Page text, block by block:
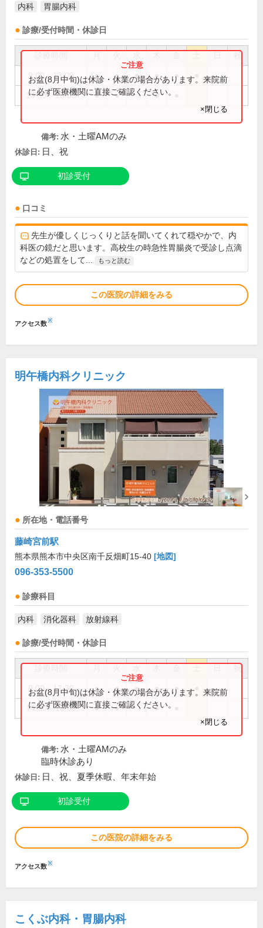
内科 胃腸内科
診療/受付時間・休診日
祝
9:00～13:00 ● ● ● ● ●
14:30～18:00 ● ● ●
お盆(8月中旬)は休診・休業の場合があります。来院前
に必ず医療機関に直接ご確認ください。
×閉じる
備考: 水・土曜AMのみ
休診日: 日、祝
初診受付
口コミ
先生が優しくじっくりと話を聞いてくれて穏やかで、内
科医の鏡だと思います。高校生の時急性胃腸炎で受診し点滴
などの処置をして...
もっと読む
この医院の詳細をみる
アクセス数※
明午橋内科クリニック
所在地・電話番号
藤崎宮前駅
熊本県熊本市中央区南千反畑町15-40 [地図]
096-353-5500
診療科目
内科 消化器科 放射線科
診療/受付時間・休診日
祝
9:00～12:30 ● ● ● ● ●
14:30～18:00 ● ● ●
お盆(8月中旬)は休診・休業の場合があります。来院前
に必ず医療機関に直接ご確認ください。
×閉じる
備考: 水・土曜AMのみ
臨時休診あり
休診日: 日、祝、夏季休暇、年末年始
初診受付
この医院の詳細をみる
アクセス数※
こくぶ内科・胃腸内科